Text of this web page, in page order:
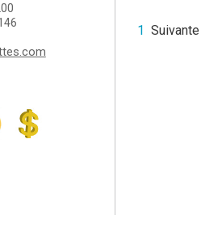
1 Suivante